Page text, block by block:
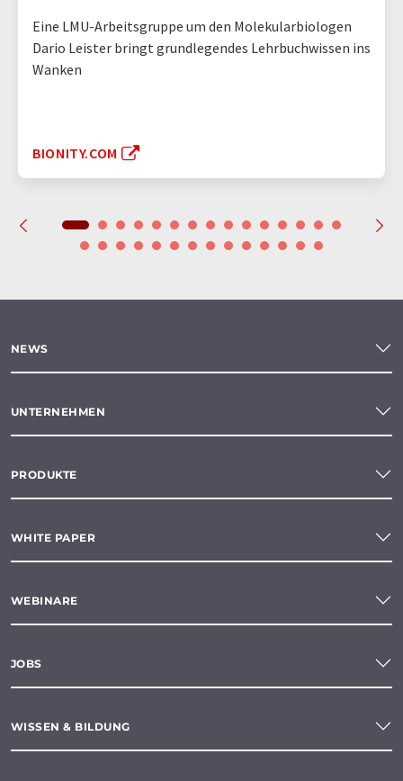
Eine LMU-Arbeitsgruppe um den Molekularbiologen
Dario Leister bringt grundlegendes Lehrbuchwissen ins
Wanken
BIONITY.COM
NEWS
UNTERNEHMEN
PRODUKTE
WHITE PAPER
WEBINARE
JOBS
WISSEN & BILDUNG